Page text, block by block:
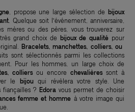
, propose une large sélection debijoux
. Quelque soit l’événement, anniversaire,
mères ou des pères, vous trouverez sur
grand choix de bijoux de qualité pour
Bracelets, manchettes, colliers, ou
sont sélectionnés parmi les collections
Pour les hommes, un large choix de
colliersou encore chevalièressont à
le bijouqui révèlera votre style. Une
fiançailles ?Edora vous permet de choisir
femme et homme à votre image qui